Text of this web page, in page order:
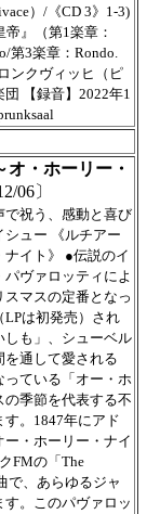
）/《CD 3》1-3)
』（第1楽章：
第3楽章：Rondo.
ンクヴィッヒ（ピ
【録音】2022年1
・ホーリー・
06〕
祝う、感動と喜び
ュー 《ルチアー
イト》 ●伝説のイ
ヴァロッティによ
マスの定番となっ
は初発売）され
しも」、シューベル
を通して愛される
ている「オー・ホ
季節を代表する不
。1847年にアド
・ホーリー・ナイ
FMの「The
で、あらゆるジャ
。このパヴァロッ